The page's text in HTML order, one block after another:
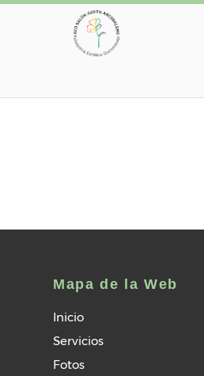
Mapa de la Web
Inicio
Servicios
Fotos